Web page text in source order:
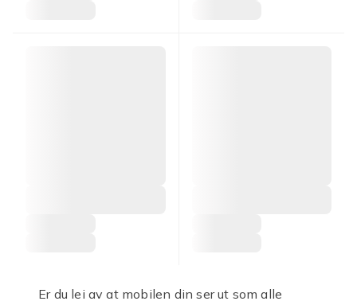
Er du lei av at mobilen din ser ut som alle